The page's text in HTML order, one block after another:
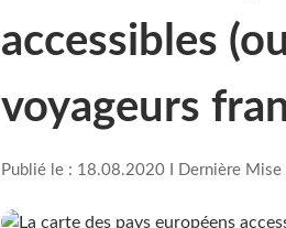
accessibles
voyageurs
Publié le : 18.08.2020 I Dernière